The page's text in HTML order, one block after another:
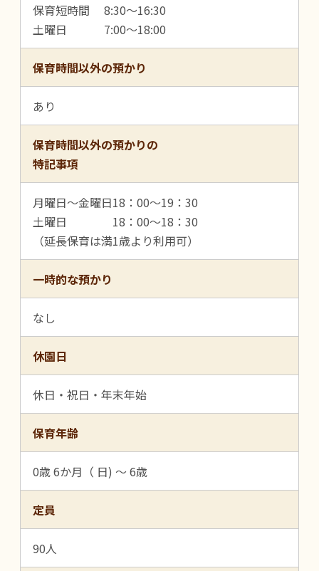
保育短時間 8:30～16:30
土曜日 7:00～18:00
保育時間以外の預かり
あり
保育時間以外の預かりの
特記事項
月曜日～金曜日18：00～19：30
土曜日 18：00～18：30
（延長保育は満1歳より利用可）
一時的な預かり
なし
休園日
休日・祝日・年末年始
保育年齢
0歳 6か月（ 日) ～ 6歳
定員
90人